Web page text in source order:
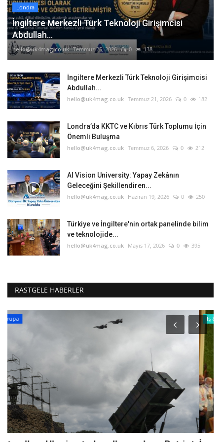
Londra
İngiltere Merkezli Türk Teknoloji Girişimcisi
Abdullah...
hello@uk4mag.co.uk Temmuz 25, 2026 0 138
İngiltere Merkezli Türk Teknoloji Girişimcisi
Abdullah...
hello@uk4mag.co.uk Temmuz 21, 2026 0 182
Londra’da KKTC ve Kıbrıs Türk Toplumu İçin
Önemli Buluşma
hello@uk4mag.co.uk Temmuz 6, 2026 0 212
AI Vision University: Yapay Zekânın
Geleceğini Şekillendiren...
hello@uk4mag.co.uk Haziran 19, 2026 0 250
Türkiye ve İngiltere'nin ortak panelinde bilim
ve teknolojide...
hello@uk4mag.co.uk Mayıs 17, 2026 0 395
RASTGELE HABERLER
İş & Ekonomi